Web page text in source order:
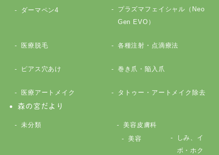
ダーマペン4
プラズマフェイシャル（Neo
Gen EVO）
医療脱毛 各種注射・点滴療法
ピアス穴あけ 巻き爪・陥入爪
医療アートメイク
タトゥー・アートメイク除去
森の宮だより
未分類
美容皮膚科
美容
しみ、イ
ボ・ホク